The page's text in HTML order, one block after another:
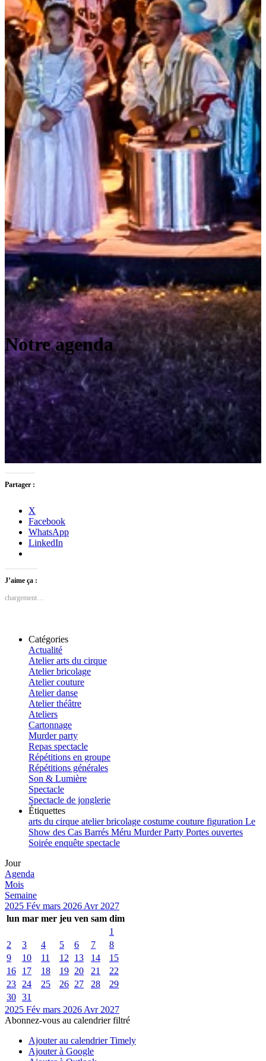
Notre agenda
Partager :
X
Facebook
WhatsApp
LinkedIn
J’aime ça :
chargement…
Catégories
Actualité
Atelier arts du cirque
Atelier bricolage
Atelier couture
Atelier danse
Atelier théâtre
Ateliers
Cartonnage
Murder party
Repas spectacle
Répétitions en groupe
Répétitions générales
Son & Lumière
Spectacle
Spectacle de jonglerie
Étiquettes
arts du cirque atelierbricolage costume couture figuration Le
Show des Cas Barrés Méru Murder Party Portes ouvertes
Soirée enquête spectacle
Jour
Agenda
Mois
Semaine
2025 Fév mars 2026 Avr 2027
lun mar mer jeu ven sam dim
1
2
3 4 5 6 7
8
9
10 11 12 13 14
15
16
17 18 19 20 21
22
23
24 25 26 27 28
29
30 31
2025 Fév mars 2026 Avr 2027
Abonnez-vous au calendrier filtré
Ajouter au calendrier Timely
Ajouter à Google